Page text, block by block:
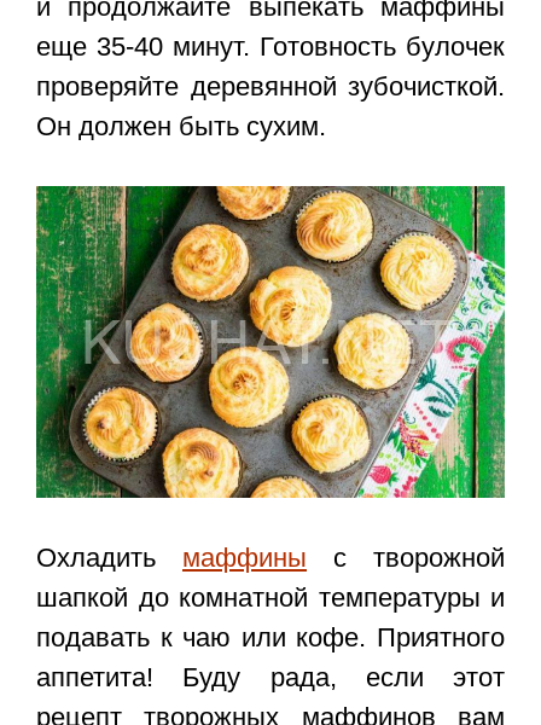
и продолжайте выпекать маффины
еще 35-40 минут. Готовность булочек
проверяйте деревянной зубочисткой.
Он должен быть сухим.
Охладить маффины с творожной
шапкой до комнатной температуры и
подавать к чаю или кофе. Приятного
аппетита! Буду рада, если этот
рецепт творожных маффинов вам